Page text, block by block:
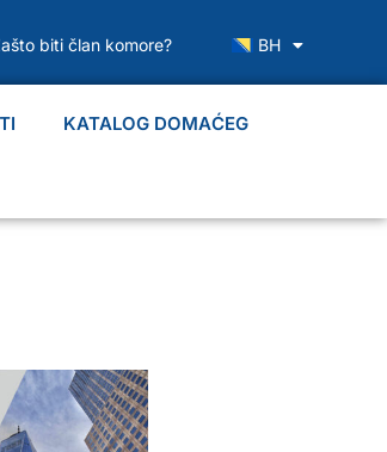
biti član komore? BH
KATALOG DOMAĆEG